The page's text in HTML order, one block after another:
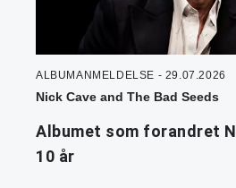
ALBUMANMELDELSE - 29.07.2026
Nick Cave and The Bad Seeds
Albumet som forandret
10 år